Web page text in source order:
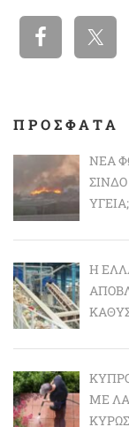
ΠΡΟΣΦΑΤΑ
ΝΈΑ
ΥΓΕΊΑ;
Η
ΜΕ